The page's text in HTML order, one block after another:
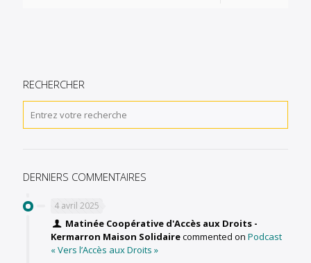
RECHERCHER
DERNIERS COMMENTAIRES
4 avril 2025
Matinée Coopérative d'Accès aux Droits -
Kermarron Maison Solidairecommented on Podcast
« Vers l’Accès aux Droits »